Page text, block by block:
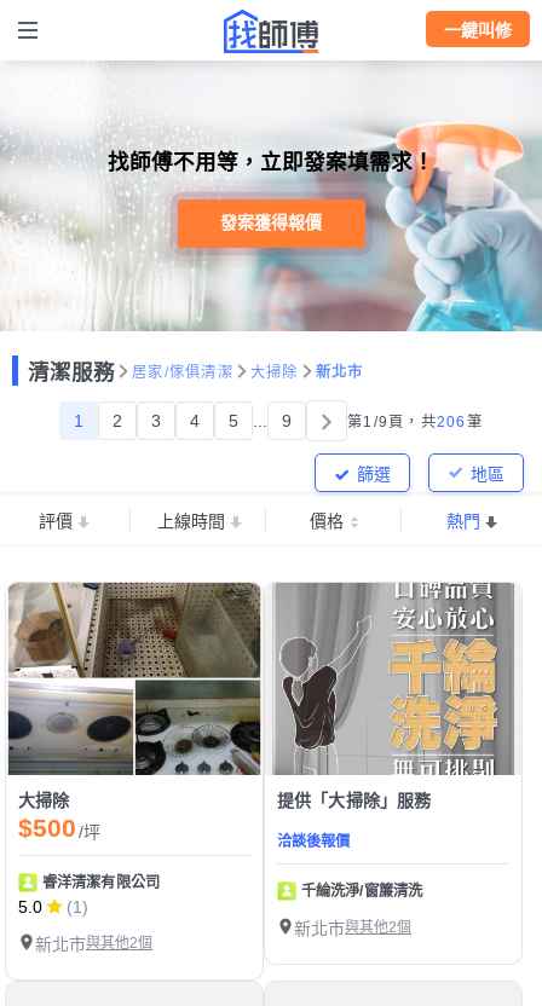
一鍵叫修
找師傅不用等，立即發案填需求！
發案獲得報價
清潔服務 居家/傢俱清潔 大掃除 新北市
1 2 3 4 5 9 第1/9頁， 共206 筆
地區
篩選
評價 上線時間 價格 熱門
大掃除
$500/坪
睿洋清潔有限公司
5.0
(1)
新北市與其他2個
提供「大掃除」服務
洽談後報價
千綸洗淨/窗簾清洗
新北市與其他2個